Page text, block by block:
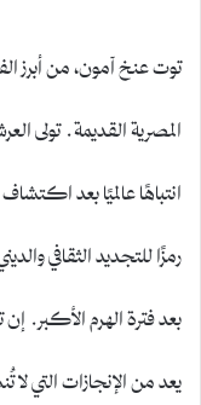
توت عنخ آمون، من أبرز
المصرية القديمة.
رمزًا للتجديد الثقافي
يعد من الإنجازات التي لا